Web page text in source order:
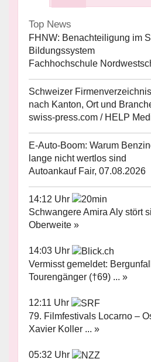
Top News
FHNW: Benachteiligung im
Bildungssystem
Fachhochschule
Schweizer
nach Kanton, Ort und
swiss-press.com / HELP
E-Auto-Boom: Warum
lange nicht wertlos sind
Autoankauf Fair, 07.08.2026
14:12 Uhr
Schwangere Amira Aly stört
Oberweite »
14:03 Uhr
Vermisst gemeldet:
Tourengänger (†69) ... »
12:11 Uhr
79. Filmfestivals Locarno –
Xavier Koller ... »
05:32 Uhr